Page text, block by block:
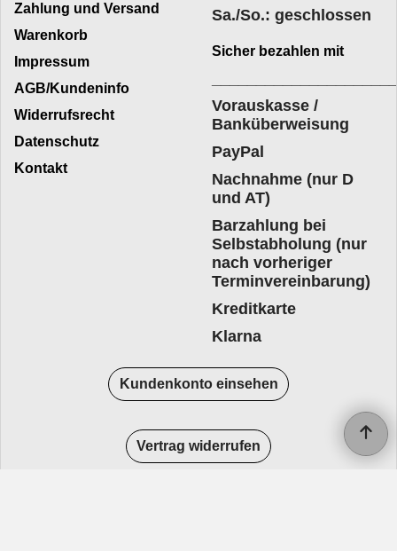
Sa./So.: geschlossen
Zahlung und Versand
Warenkorb
Impressum
AGB/Kundeninfo
Widerrufsrecht
Datenschutz
Kontakt
Sicher bezahlen mit
Vorauskasse /
Banküberweisung
PayPal
Nachnahme (nur D
und AT)
Barzahlung bei
Selbstabholung (nur
nach vorheriger
Terminvereinbarung)
Kreditkarte
Klarna
Kundenkonto einsehen
Vertrag widerrufen